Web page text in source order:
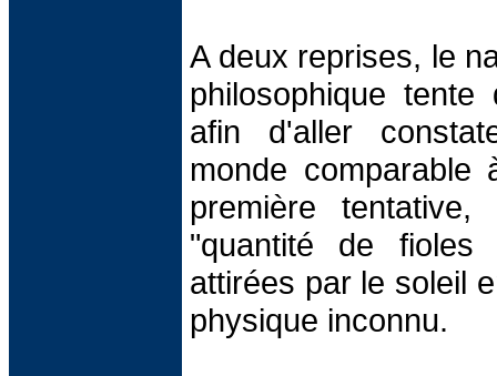
A deux reprises, le
philosophique
afin d'aller
monde
première
"quantité de fioles
attirées par le soleil
physique inconnu.